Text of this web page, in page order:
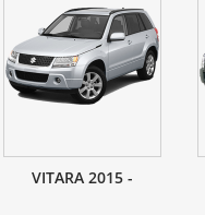
VITARA 2015 -